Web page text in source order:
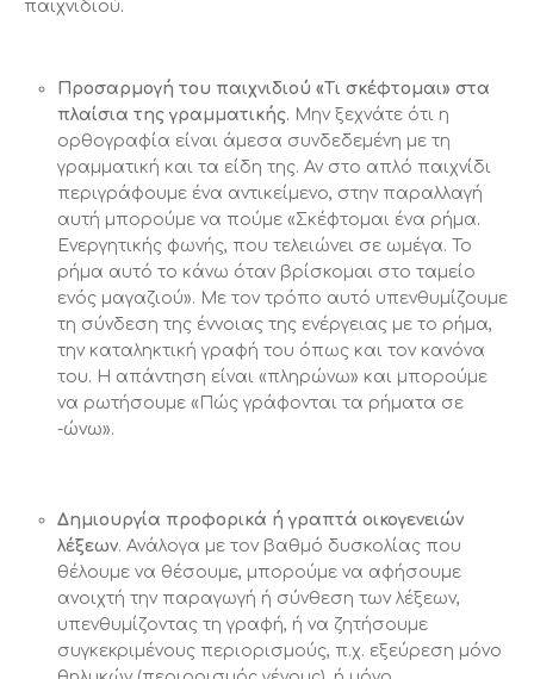
παιχνιδιού.
Προσαρμογή του παιχνιδιού «Τι σκέφτομαι» στα
πλαίσια της γραμματικής. Μην ξεχνάτε ότι η
ορθογραφία είναι άμεσα συνδεδεμένη με τη
γραμματική και τα είδη της. Αν στο απλό παιχνίδι
περιγράφουμε ένα αντικείμενο, στην παραλλαγή
αυτή μπορούμε να πούμε «Σκέφτομαι ένα ρήμα.
Ενεργητικής φωνής, που τελειώνει σε ωμέγα. Το
ρήμα αυτό το κάνω όταν βρίσκομαι στο ταμείο
ενός μαγαζιού». Με τον τρόπο αυτό υπενθυμίζουμε
τη σύνδεση της έννοιας της ενέργειας με το ρήμα,
την καταληκτική γραφή του όπως και τον κανόνα
του. Η απάντηση είναι «πληρώνω» και μπορούμε
να ρωτήσουμε «Πώς γράφονται τα ρήματα σε
-ώνω».
Δημιουργία προφορικά ή γραπτά οικογενειών
λέξεων. Ανάλογα με τον βαθμό δυσκολίας που
θέλουμε να θέσουμε, μπορούμε να αφήσουμε
ανοιχτή την παραγωγή ή σύνθεση των λέξεων,
υπενθυμίζοντας τη γραφή, ή να ζητήσουμε
συγκεκριμένους περιορισμούς, π.χ. εξεύρεση μόνο